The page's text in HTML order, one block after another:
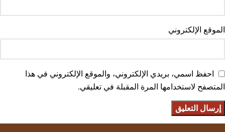
الموقع الإلكتروني
احفظ اسمي، بريدي الإلكتروني، والموقع الإلكتروني في هذا
المتصفح لاستخدامها المرة المقبلة في تعليقي.